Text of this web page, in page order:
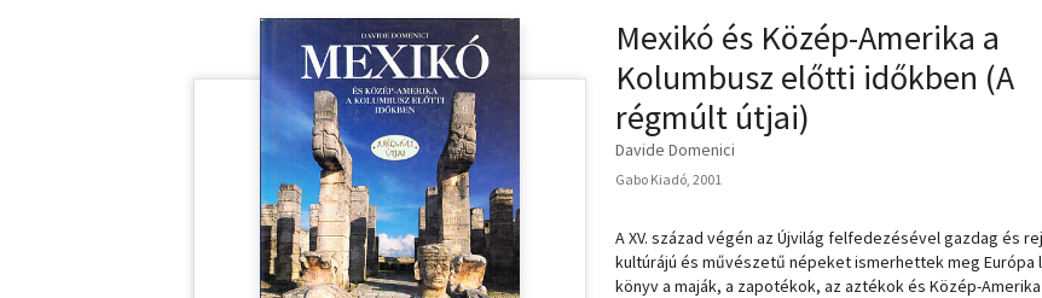
Mexikó és Közép-Amerika a
Kolumbusz előtti időkben (A
régmúlt útjai)
Davide Domenici
Gabo Kiadó, 2001
A XV. század végén az Újvilág felfedezésével gazdag és
kultúrájú és művészetű népeket ismerhettek meg Európa
könyv a maják, a zapotékok, az aztékok és Közép-